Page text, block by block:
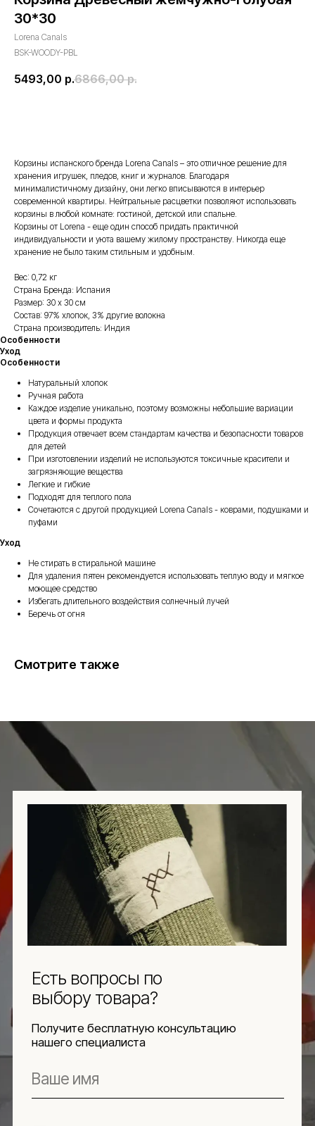
30*30
Lorena Canals
BSK-WOODY-PBL
5493,00 р.6866,00 р.
Корзины испанского бренда Lorena Canals – это отличное решение для
хранения игрушек, пледов, книг и журналов. Благодаря
минималистичному дизайну, они легко вписываются в интерьер
современной квартиры. Нейтральные расцветки позволяют использовать
корзины в любой комнате: гостиной, детской или спальне.
Корзины от Lorena - еще один способ придать практичной
индивидуальности и уюта вашему жилому пространству. Никогда еще
хранение не было таким стильным и удобным.
Вес: 0,72 кг
Страна Бренда: Испания
Размер: 30 х 30 см
Состав: 97% хлопок, 3% другие волокна
Страна производитель: Индия
Особенности
Уход
Особенности
Натуральный хлопок
Ручная работа
Каждое изделие уникально, поэтому возможны небольшие вариации
цвета и формы продукта
Продукция отвечает всем стандартам качества и безопасности товаров
для детей
При изготовлении изделий не используются токсичные красители и
загрязняющие вещества
Легкие и гибкие
Подходят для теплого пола
Сочетаются с другой продукцией Lorena Canals - коврами, подушками и
пуфами
Уход
Не стирать в стиральной машине
Для удаления пятен рекомендуется использовать теплую воду и мягкое
моющее средство
Избегать длительного воздействия солнечный лучей
Беречь от огня
Смотрите также
+7
Я даю согласие на обработку
персональных данных в соответствии с
политикой конфиденциальности
ЗАДАТЬ ВОПРОС
Есть вопросы по
выбору товара?
Навигация
Доставка и оплата
Ч.З.В.
Новинки
Отзывы
О компании
Каталог
Информация